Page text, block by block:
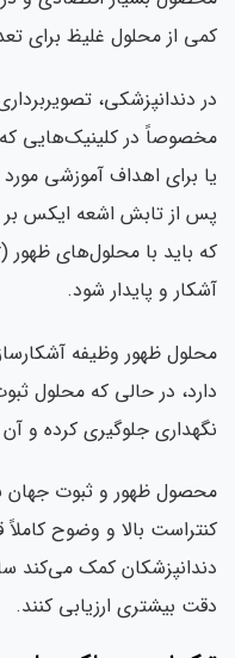
کمی از محلول غلیظ برای
در دندانپزشکی،
مخصوصاً در کلینیک‌هایی که
یا برای اهداف آموزشی
پس از تابش اشعه ایکس بر
آشکار و پایدار شود.
محلول ظهور وظیفه
دارد، در حالی که محلول
نگهداری جلوگیری کرده و
محصول ظهور و ثبوت جهان
کنتراست بالا و وضوح
دندانپزشکان کمک می‌کند
دقت بیشتری ارزیابی کنند.